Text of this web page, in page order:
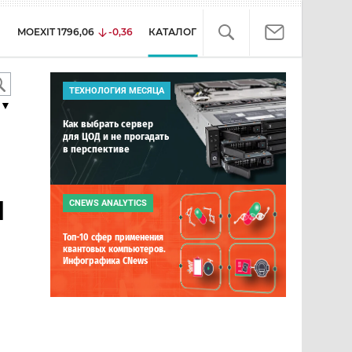
MOEXIT 1796,06 -0,36 КАТАЛОГ
▼
ТЕХНОЛОГИЯ МЕСЯЦА
Как выбрать сервер
для ЦОД и не прогадать
в перспективе
CNEWS ANALYTICS
Топ-10 сфер применения
квантовых компьютеров.
Инфографика CNews